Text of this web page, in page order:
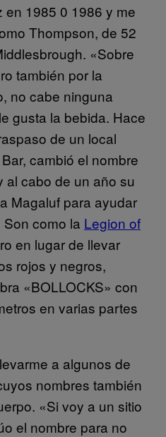
en 1985 0 1986 y me
Thompson, de 52
«Sobre
también por la
no cabe ninguna
gusta la bebida. Hace
de un local
cambió el nombre
al cabo de un año su
Magaluf para ayudar
como la Legion of
en lugar de llevar
rojos y negros,
«BOLLOCKS» con
en varias partes
a algunos de
nombres también
«Si voy a un sitio
el nombre para no